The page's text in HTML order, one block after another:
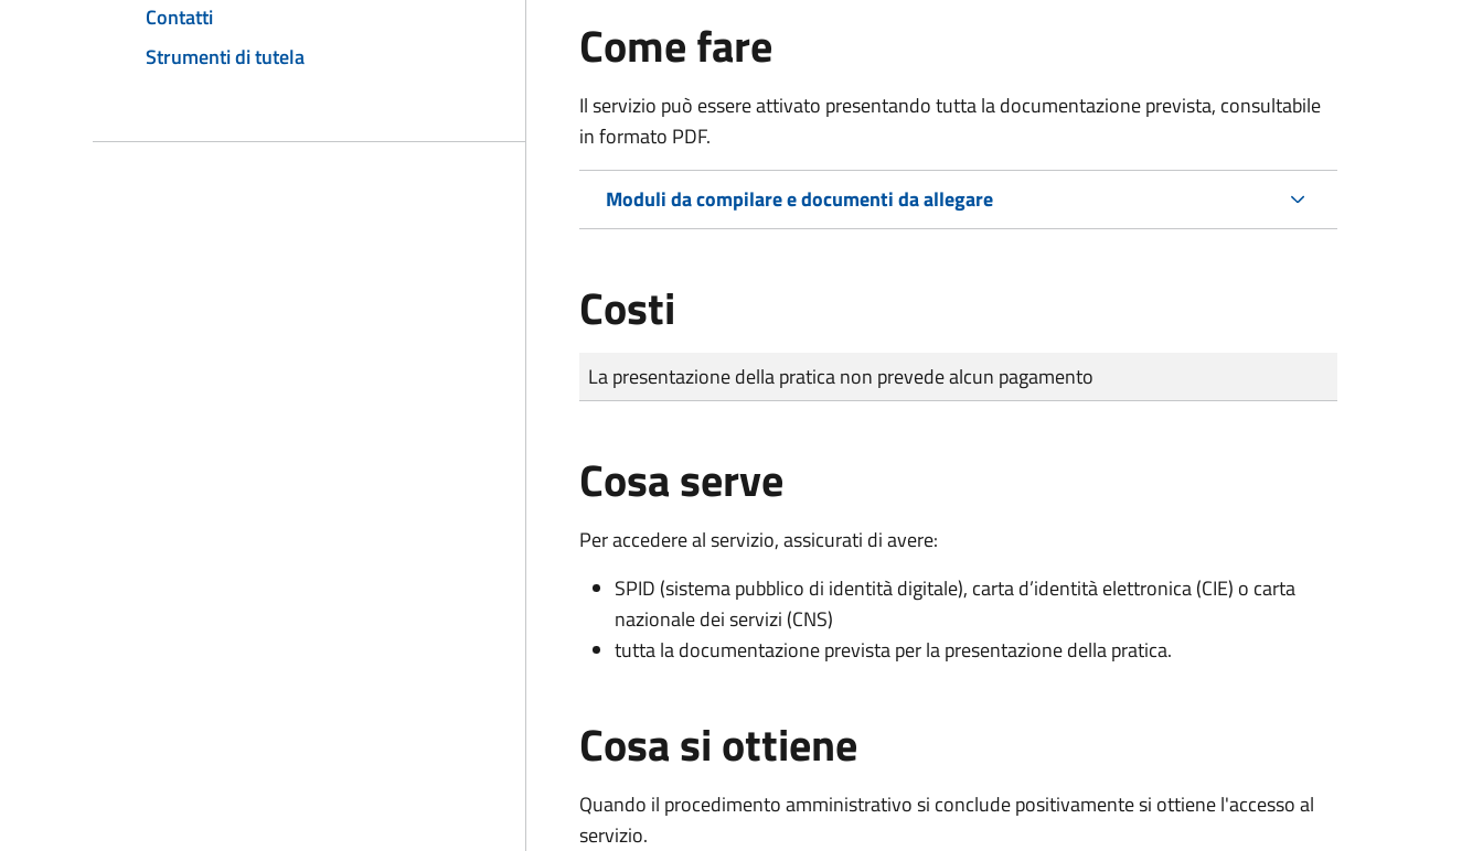
Contatti
Strumenti di tutela
Come fare
Il servizio può essere attivato presentando tutta la documentazione prevista, consultabile
in formato PDF.
Moduli da compilare e documenti da allegare
Costi
Tipo di pagamento
Importo
La presentazione della pratica non prevede alcun pagamento
Cosa serve
Per accedere al servizio, assicurati di avere:
SPID (sistema pubblico di identità digitale), carta d’identità elettronica (CIE) o carta
nazionale dei servizi (CNS)
tutta la documentazione prevista per la presentazione della pratica.
Cosa si ottiene
Quando il procedimento amministrativo si conclude positivamente si ottiene l'accesso al
servizio.